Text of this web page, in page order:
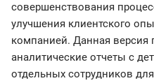
совершенствования
улучшения клиентского
компанией. Данная версия
аналитические отчеты с
отдельных сотрудников